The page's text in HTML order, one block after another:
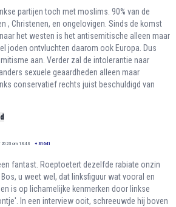
partijen toch met moslims. 90% van de
, Christenen, en ongelovigen. Sinds de komst
het westen is het antisemitische alleen maar
joden ontvluchten daarom ook Europa. Dus
aan. Verder zal de intolerantie naar
sexuele geaardheden alleen maar
conservatief rechts juist beschuldigd van
2023 om 13:43 + 31641
fantast. Roeptoetert dezelfde rabiate onzin
u weet wel, dat linksfiguur wat vooral en
is op lichamelijke kenmerken door linkse
In een interview ooit, schreeuwde hij boven